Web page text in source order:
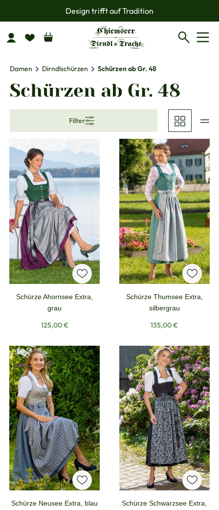
Zum Hauptinhalt springenDesign trifft auf Tradition
Damen Dirndlschürzen Schürzen ab Gr. 48
Schürzen ab Gr. 48
Filter
Schürze Ahornsee Extra,
grau
Regulärer Preis:
125,00 €
Schürze Thumsee Extra,
silbergrau
Regulärer Preis:
135,00 €
Schürze Neusee Extra, blau
Schürze Schwarzsee Extra,